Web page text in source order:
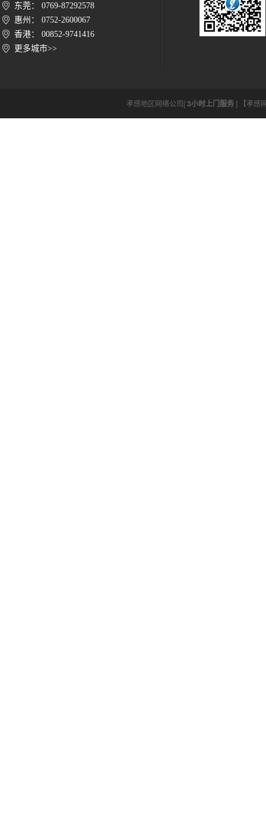
东莞： 0769-87292578
惠州： 0752-2600067
香港： 00852-9741416
更多城市>>
孝感地区网络公司[3小时上门服务] 【孝感